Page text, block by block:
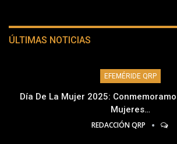
ÚLTIMAS NOTICIAS
EFEMÉRIDE QRP
Día De La Mujer 2025:
Mujeres…
REDACCIÓN QRP